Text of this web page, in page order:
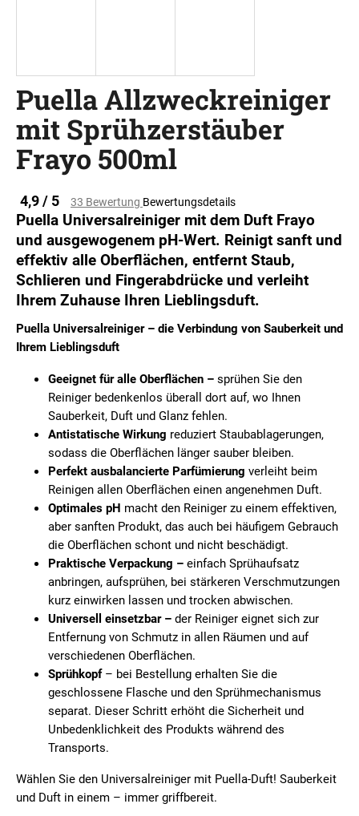
Puella Allzweckreiniger
mit Sprühzerstäuber
Frayo 500ml
Die
durchschnittliche
Produktbewertung
ist
5,0
von
5
Sternen.
4,9 / 5 33 Bewertung Bewertungsdetails
Puella Universalreiniger mit dem Duft Frayo
und ausgewogenem pH-Wert. Reinigt sanft und
effektiv alle Oberflächen, entfernt Staub,
Schlieren und Fingerabdrücke und verleiht
Ihrem Zuhause Ihren Lieblingsduft.
Puella Universalreiniger – die Verbindung von Sauberkeit und
Ihrem Lieblingsduft
Geeignet für alle Oberflächen – sprühen Sie den
Reiniger bedenkenlos überall dort auf, wo Ihnen
Sauberkeit, Duft und Glanz fehlen.
Antistatische Wirkung reduziert Staubablagerungen,
sodass die Oberflächen länger sauber bleiben.
Perfekt ausbalancierte Parfümierung verleiht beim
Reinigen allen Oberflächen einen angenehmen Duft.
Optimales pH macht den Reiniger zu einem effektiven,
aber sanften Produkt, das auch bei häufigem Gebrauch
die Oberflächen schont und nicht beschädigt.
Praktische Verpackung – einfach Sprühaufsatz
anbringen, aufsprühen, bei stärkeren Verschmutzungen
kurz einwirken lassen und trocken abwischen.
Universell einsetzbar – der Reiniger eignet sich zur
Entfernung von Schmutz in allen Räumen und auf
verschiedenen Oberflächen.
Sprühkopf– bei Bestellung erhalten Sie die
geschlossene Flasche und den Sprühmechanismus
separat. Dieser Schritt erhöht die Sicherheit und
Unbedenklichkeit des Produkts während des
Transports.
Wählen Sie den Universalreiniger mit Puella-Duft! Sauberkeit
und Duft in einem – immer griffbereit.
W
i
r
m
p
f
e
h
l
e
n